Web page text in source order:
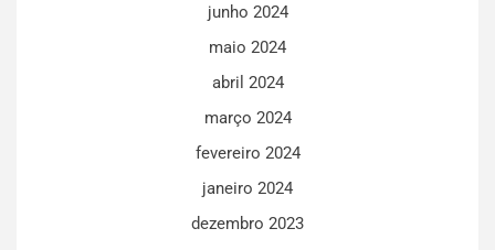
junho 2024
maio 2024
abril 2024
março 2024
fevereiro 2024
janeiro 2024
dezembro 2023